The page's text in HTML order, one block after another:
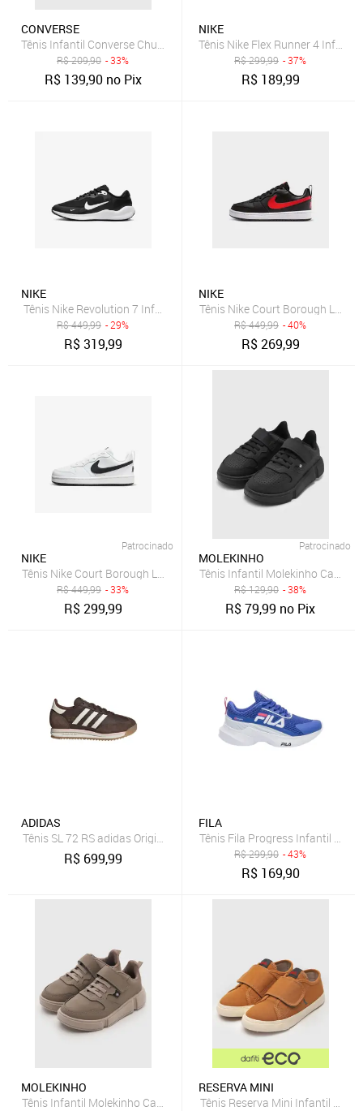
CONVERSE
Tênis Infantil Converse Chuck Taylor All S Azul
R$209,90 - 33%
R$ 139,90no Pix
NIKE
Tênis Nike Flex Runner 4 Infantil
R$299,99 - 37%
R$ 189,99
NIKE
Tênis Nike Revolution 7 Infantil
R$449,99 - 29%
R$319,99
NIKE
Tênis Nike Court Borough Low
R$449,99 - 40%
R$269,99
Patrocinado
NIKE
Tênis Nike Court Borough Low Recraft Infantil
R$449,99 - 33%
R$299,99
Patrocinado
MOLEKINHO
Tênis Infantil Molekinho Casual
R$129,90 - 38%
R$79,99 no Pix
ADIDAS
Tênis SL 72 RS adidas Originals Marrom
R$ 699,99
FILA
Tênis Fila Progress Infantil - Azul
R$299,90 - 43%
R$ 169,90
MOLEKINHO
Tênis Infantil Molekinho Cano Baixo Marrom
RESERVA MINI
Tênis Reserva Mini Infantil Logo